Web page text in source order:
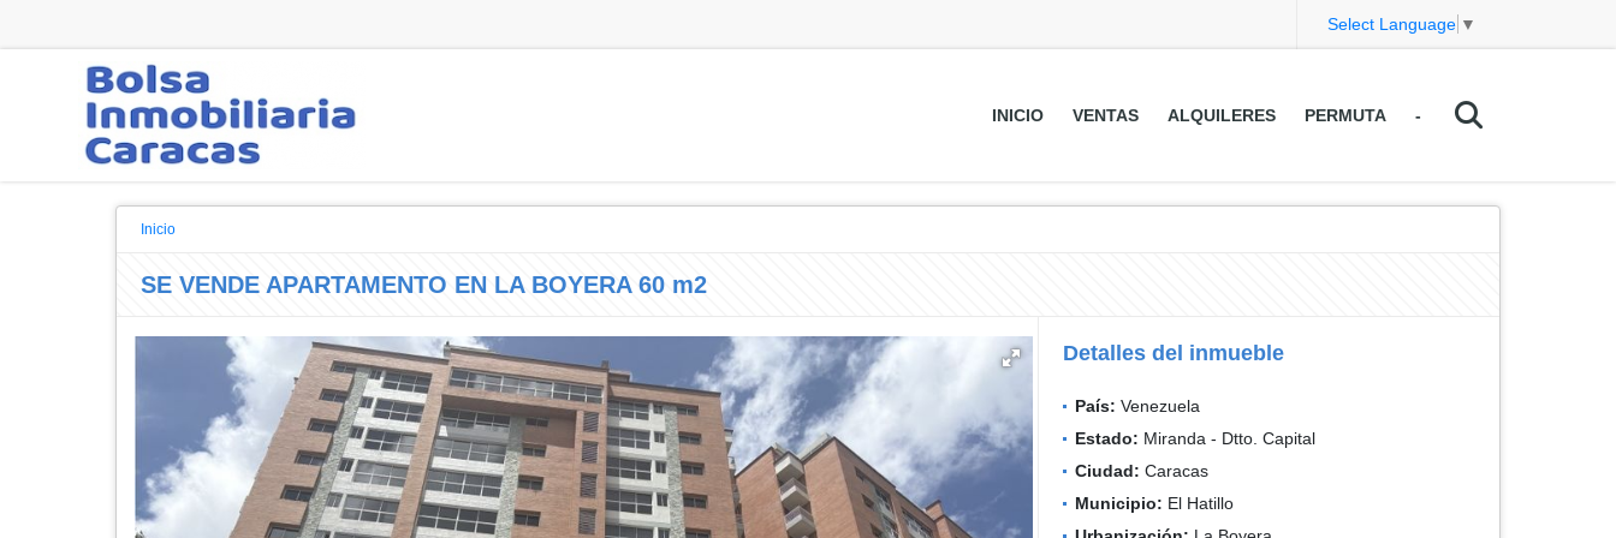
Select Language ▼
INICIO VENTAS ALQUILERES PERMUTA -
Inicio
SE VENDE APARTAMENTO EN LA BOYERA 60 m2
Detalles del inmueble
País: Venezuela
Estado: Miranda - Dtto. Capital
Ciudad: Caracas
Municipio: El Hatillo